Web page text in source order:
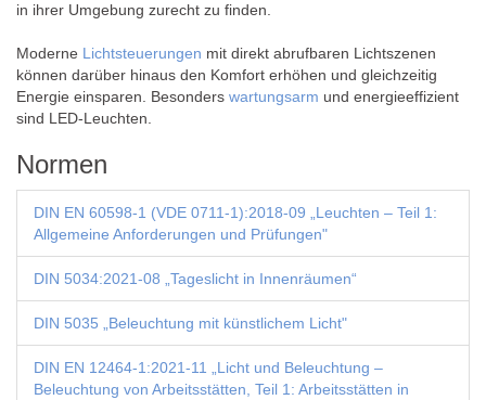
in ihrer Umgebung zurecht zu finden.
Moderne Lichtsteuerungen mit direkt abrufbaren Lichtszenen
können darüber hinaus den Komfort erhöhen und gleichzeitig
Energie einsparen. Besonders wartungsarm und energieeffizient
sind LED-Leuchten.
Normen
DIN EN 60598-1 (VDE 0711-1):2018-09 „Leuchten – Teil 1:
Allgemeine Anforderungen und Prüfungen"
DIN 5034:2021-08 „Tageslicht in Innenräumen“
DIN 5035 „Beleuchtung mit künstlichem Licht"
DIN EN 12464-1:2021-11 „Licht und Beleuchtung –
Beleuchtung von Arbeitsstätten, Teil 1: Arbeitsstätten in